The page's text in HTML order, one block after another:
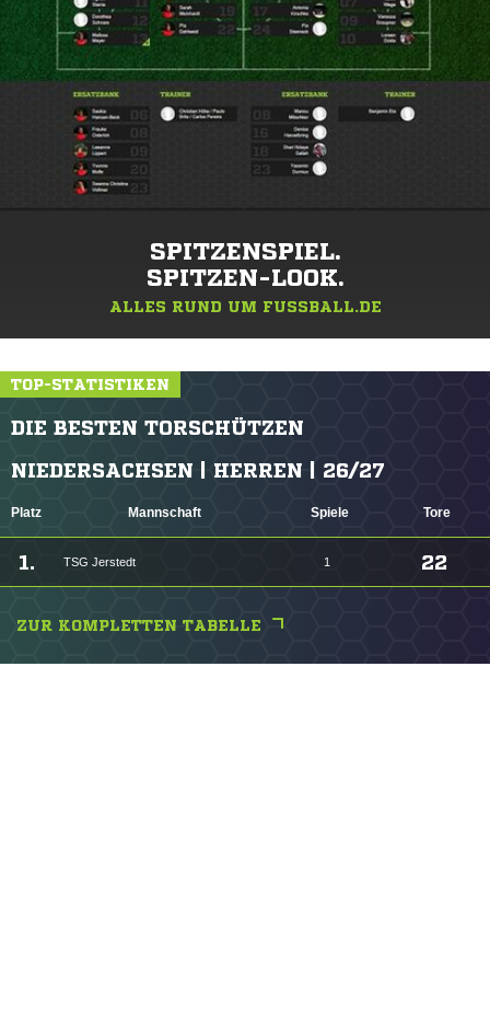
SPITZENSPIEL.
SPITZEN-LOOK.
ALLES RUND UM FUSSBALL.DE
TOP-STATISTIKEN
DIE BESTEN TORSCHÜTZEN
NIEDERSACHSEN | HERREN | 26/27
Platz Mannschaft Spiele Tore
1. TSG Jerstedt 1 22
ZUR KOMPLETTEN TABELLE